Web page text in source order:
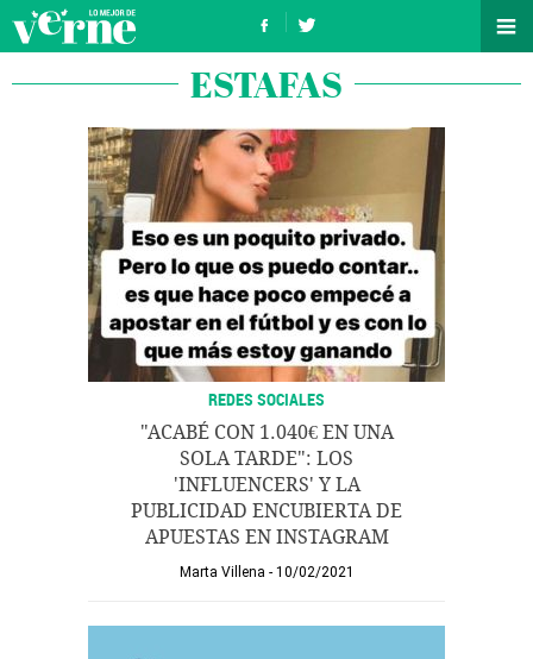
ESTAFAS
REDES SOCIALES
"ACABÉ CON 1.040€ EN UNA
SOLA TARDE": LOS
'INFLUENCERS' Y LA
PUBLICIDAD ENCUBIERTA DE
APUESTAS EN INSTAGRAM
Marta Villena 10/02/2021